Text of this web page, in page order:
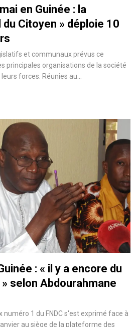
en Guinée : la
Citoyen » déploie 10
et communaux prévus ce
principales organisations de la société
forces. Réunies au…
: « il y a encore du
selon Abdourahmane
1 du FNDC s'est exprimé face à
au siège de la plateforme des